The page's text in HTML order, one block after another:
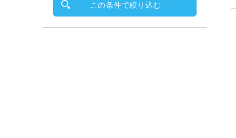
この条件で絞り込む